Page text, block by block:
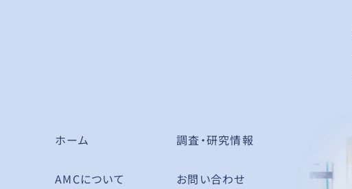
ホーム 調査・研究情報
AMCについて お問い合わせ